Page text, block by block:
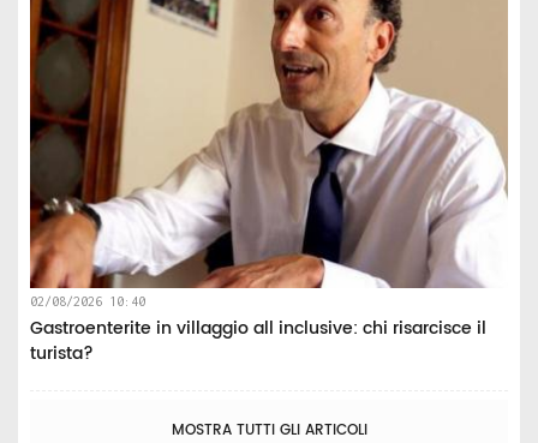
02/08/2026 10:40
Gastroenterite in villaggio all inclusive: chi risarcisce il
turista?
MOSTRA TUTTI GLI ARTICOLI